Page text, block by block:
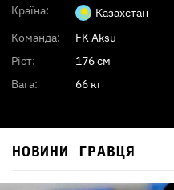
Країна:
Казахстан
Команда:
FK Aksu
Ріст:
176 см
Вага:
66 кг
НОВИНИ ГРАВЦЯ